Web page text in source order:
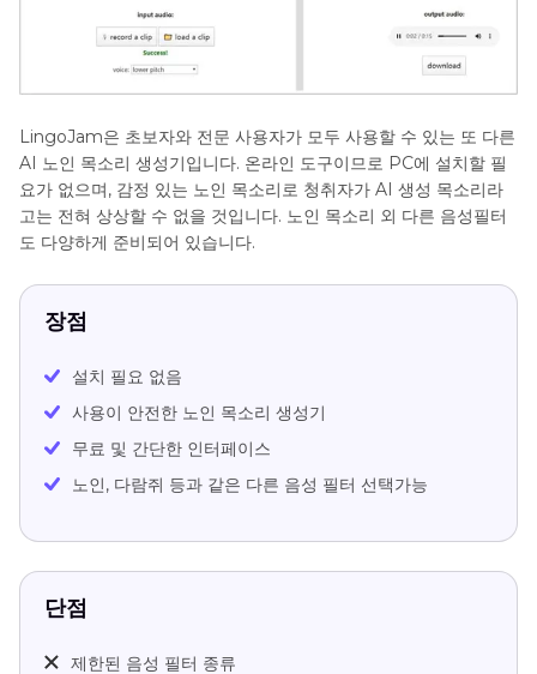
LingoJam은 초보자와 전문 사용자가 모두 사용할 수 있는 또 다른
AI 노인 목소리 생성기입니다. 온라인 도구이므로 PC에 설치할 필
요가 없으며, 감정 있는 노인 목소리로 청취자가 AI 생성 목소리라
고는 전혀 상상할 수 없을 것입니다. 노인 목소리 외 다른 음성필터
도 다양하게 준비되어 있습니다.
장점
설치 필요 없음
사용이 안전한 노인 목소리 생성기
무료 및 간단한 인터페이스
노인, 다람쥐 등과 같은 다른 음성 필터 선택가능
단점
제한된 음성 필터 종류